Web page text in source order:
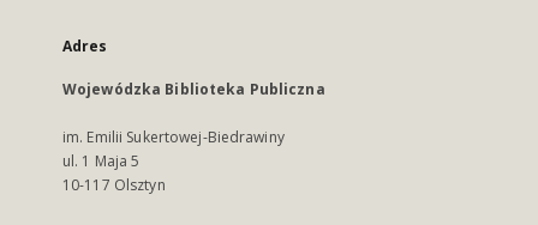
Adres
Wojewódzka Biblioteka Publiczna
im. Emilii Sukertowej-Biedrawiny
ul. 1 Maja 5
10-117 Olsztyn